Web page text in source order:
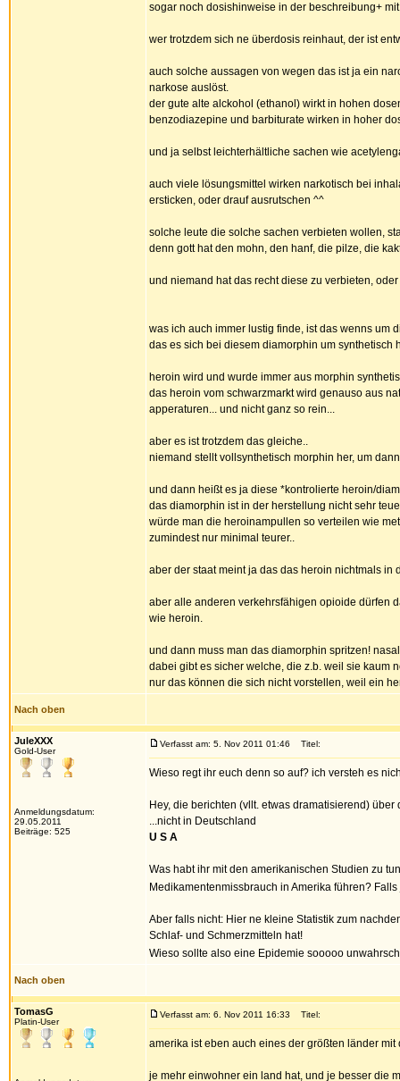
sogar noch dosishinweise in der beschreibung+
wer trotzdem sich ne überdosis reinhaut, der ist
auch solche aussagen von wegen das ist ja ein
narkose auslöst.
der gute alte alckohol (ethanol) wirkt in hohen
benzodiazepine und barbiturate wirken in hoher
und ja selbst leichterhältliche sachen wie
auch viele lösungsmittel wirken narkotisch bei
ersticken, oder drauf ausrutschen ^^
solche leute die solche sachen verbieten wollen,
denn gott hat den mohn, den hanf, die pilze, die
und niemand hat das recht diese zu verbieten,
was ich auch immer lustig finde, ist das wenns um
das es sich bei diesem diamorphin um synthetisch
heroin wird und wurde immer aus morphin
das heroin vom schwarzmarkt wird genauso aus
apperaturen... und nicht ganz so rein...
aber es ist trotzdem das gleiche..
niemand stellt vollsynthetisch morphin her, um
und dann heißt es ja diese *kontrolierte heroin/
das diamorphin ist in der herstellung nicht sehr
würde man die heroinampullen so verteilen wie
zumindest nur minimal teurer..
aber der staat meint ja das das heroin nichtmals
aber alle anderen verkehrsfähigen opioide dürfen
wie heroin.
und dann muss man das diamorphin spritzen!
dabei gibt es sicher welche, die z.b. weil sie kaum
nur das können die sich nicht vorstellen, weil ein
Nach oben
JuleXXX
Gold-User
Anmeldungsdatum:
29.05.2011
Beiträge: 525
Verfasst am: 5. Nov 2011 01:46 Titel:
Wieso regt ihr euch denn so auf? ich versteh es
Hey, die berichten (vllt. etwas dramatisierend)
...nicht in Deutschland
U S A
Was habt ihr mit den amerikanischen Studien zu
Medikamentenmissbrauch in Amerika führen?
Aber falls nicht: Hier ne kleine Statistik zum
Schlaf- und Schmerzmitteln hat!
Wieso sollte also eine Epidemie sooooo
Nach oben
TomasG
Platin-User
Verfasst am: 6. Nov 2011 16:33 Titel:
amerika ist eben auch eines der größten länder
je mehr einwohner ein land hat, und je besser die